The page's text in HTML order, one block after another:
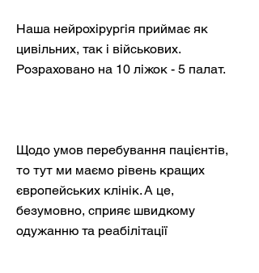
Наша нейрохірургія приймає як
цивільних, так і військових.
Розраховано на 10 ліжок - 5 палат.
Щодо умов перебування пацієнтів,
то тут ми маємо рівень кращих
європейських клінік. А це,
безумовно, сприяє швидкому
одужанню та реабілітації